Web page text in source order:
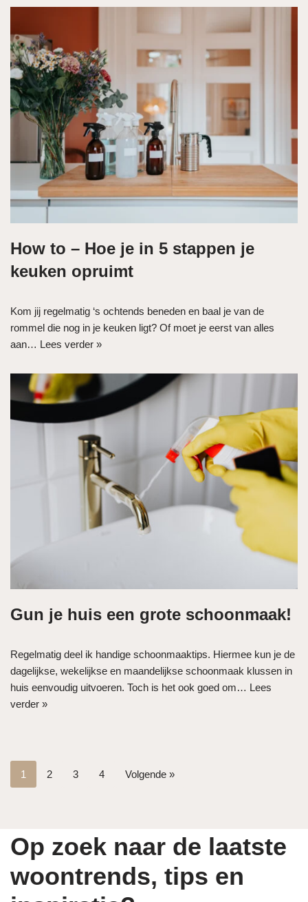
How to – Hoe je in 5 stappen je
keuken opruimt
Kom jij regelmatig ‘s ochtends beneden en baal je van de
rommel die nog in je keuken ligt? Of moet je eerst van alles
aan… Lees verder »
Gun je huis een grote schoonmaak!
Regelmatig deel ik handige schoonmaaktips. Hiermee kun je de
dagelijkse, wekelijkse en maandelijkse schoonmaak klussen in
huis eenvoudig uitvoeren. Toch is het ook goed om… Lees
verder »
1 2 3 4 Volgende »
Op zoek naar de laatste
woontrends, tips en